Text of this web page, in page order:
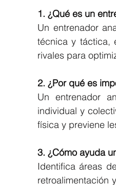
1. ¿Qué es un
Un entrenador
técnica y táctica,
rivales para
2. ¿Por qué es
Un entrenador
individual y
física y previene
3. ¿Cómo ayuda
Identifica áreas
retroalimentación